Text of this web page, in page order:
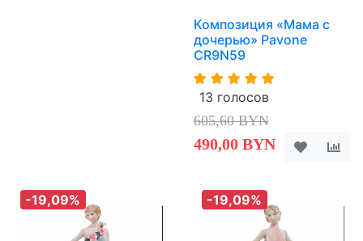
Композиция «Мама с
дочерью» Pavone
CR9N59
13 голосов
605,60 BYN
490,00 BYN
-19,09% -19,09%